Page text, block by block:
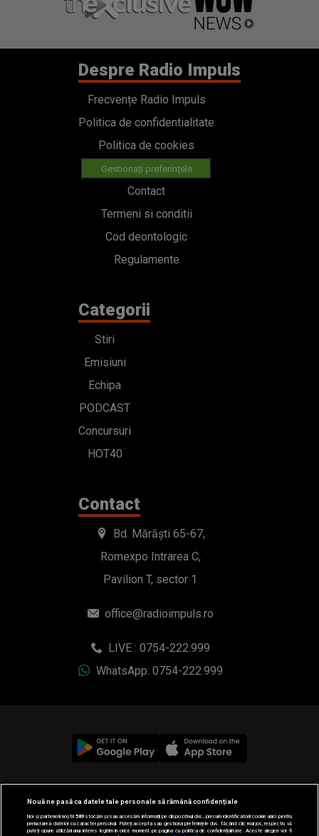
Despre Radio Impuls
Frecvențe Radio Impuls
Politica de confidentialitate
Politica de cookies
Gestionați preferințele
Contact
Termeni si conditii
Cod deontologic
Regulamente
Categorii
Stiri
Emisiuni
Echipa
PODCAST
Concursuri
HOT40
Contact
Bd. Mărăști 65-67,
Romexpo Intrarea C,
Pavilion T, sector 1
office@radioimpuls.ro
LIVE : 0754-222.999
WhatsApp: 0754-222.999
© 2019-2026 DOGAN MEDIA INTERNATIONAL SA, Toate
drepturile rezervate.
Nouă ne pasă ca datele tale personale să rămână confidențiale
Noi și partenerii noștri589stocăm și/sau accesăm informații pe dispozitivul dvs., precum identificatorii cookie unici pentru
prelucrarea datelor cu caracter personal. Puteți accepta sau gestiona preferințele dvs. făcând clic mai jos, respectiv vă
puteți opune utilizării unui interes legitim în orice moment pe pagina cu politica de confidențialitate. Aceste alegeri vor fi